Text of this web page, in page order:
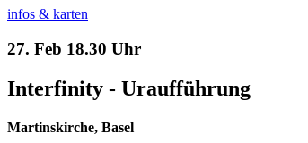
infos & karten
27. Feb 18.30 Uhr
Interfinity - Uraufführung
Martinskirche, Basel